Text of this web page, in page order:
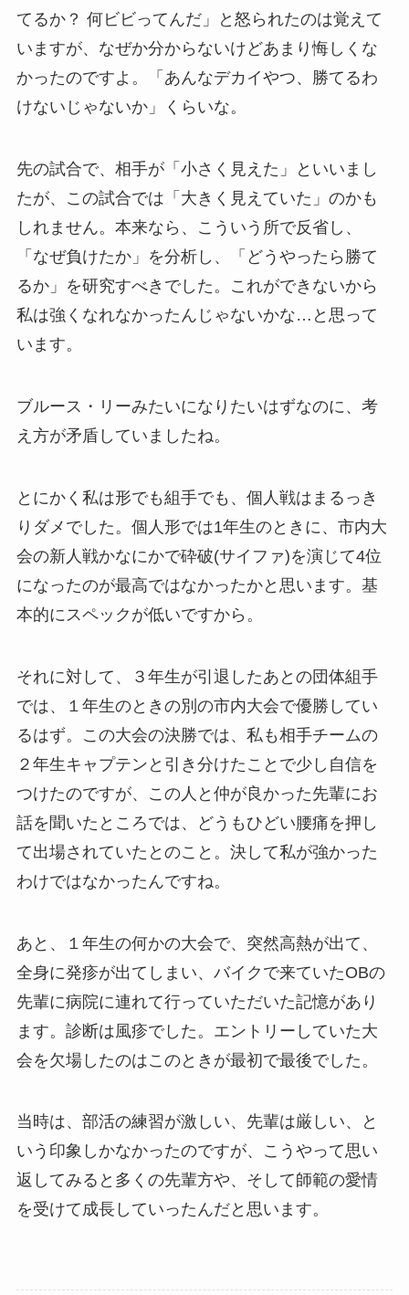
てるか？ 何ビビってんだ」と怒られたのは覚えて
いますが、なぜか分からないけどあまり悔しくな
かったのですよ。「あんなデカイやつ、勝てるわ
けないじゃないか」くらいな。
先の試合で、相手が「小さく見えた」といいまし
たが、この試合では「大きく見えていた」のかも
しれません。本来なら、こういう所で反省し、
「なぜ負けたか」を分析し、「どうやったら勝て
るか」を研究すべきでした。これができないから
私は強くなれなかったんじゃないかな…と思って
います。
ブルース・リーみたいになりたいはずなのに、考
え方が矛盾していましたね。
とにかく私は形でも組手でも、個人戦はまるっき
りダメでした。個人形では1年生のときに、市内大
会の新人戦かなにかで砕破(サイファ)を演じて4位
になったのが最高ではなかったかと思います。基
本的にスペックが低いですから。
それに対して、３年生が引退したあとの団体組手
では、１年生のときの別の市内大会で優勝してい
るはず。この大会の決勝では、私も相手チームの
２年生キャプテンと引き分けたことで少し自信を
つけたのですが、この人と仲が良かった先輩にお
話を聞いたところでは、どうもひどい腰痛を押し
て出場されていたとのこと。決して私が強かった
わけではなかったんですね。
あと、１年生の何かの大会で、突然高熱が出て、
全身に発疹が出てしまい、バイクで来ていたOBの
先輩に病院に連れて行っていただいた記憶があり
ます。診断は風疹でした。エントリーしていた大
会を欠場したのはこのときが最初で最後でした。
当時は、部活の練習が激しい、先輩は厳しい、と
いう印象しかなかったのですが、こうやって思い
返してみると多くの先輩方や、そして師範の愛情
を受けて成長していったんだと思います。